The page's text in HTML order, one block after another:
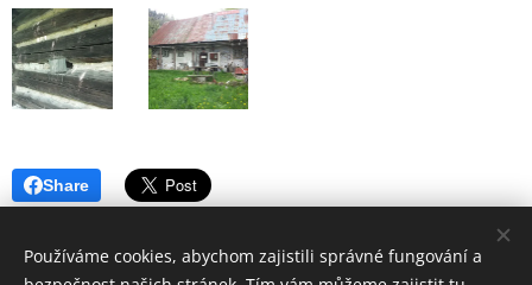
Share
Používáme cookies, abychom zajistili správné fungování a